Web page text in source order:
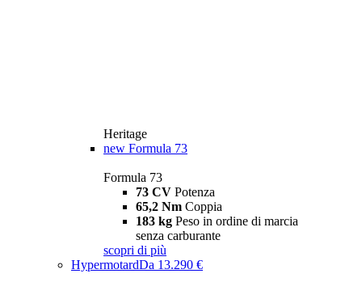
Heritage
new Formula 73
Formula 73
73 CV Potenza
65,2 Nm Coppia
183 kg Peso in ordine di marcia
senza carburante
scopri di più
HypermotardDa 13.290 €